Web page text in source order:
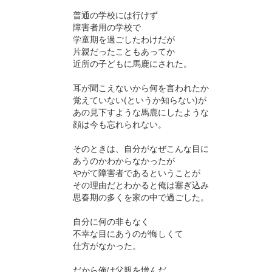
普通の学校には行けず
障害者用の学校で
学童期を過ごしたわけだが
片親だったこともあってか
近所の子どもに馬鹿にされた。
耳が聞こえないから何を言われたか
覚えていない(というか知らない)が
あの見下すような馬鹿にしたような
顔は今も忘れられない。
そのときは、自分がなぜこんな目に
あうのかわからなかったが
やがて障害者であるということが
その理由だとわかると俺は塞ぎ込み
思春期の多くを家の中で過ごした。
自分に何の非もなく
不幸な目にあうのが悔しくて
仕方がなかった。
だから俺は父親を憎んだ。